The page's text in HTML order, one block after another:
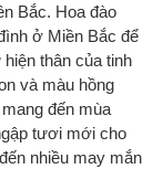
Bắc. Hoa đào
ở Miền Bắc để
thân của tinh
và màu hồng
đến mùa
tươi mới cho
nhiều may mắn